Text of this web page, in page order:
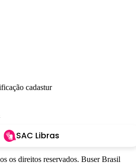
SAC Libras
os direitos reservados. Buser Brasil